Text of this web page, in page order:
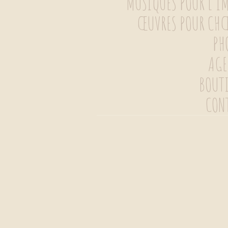
CONTENU
ŒUVRES POUR